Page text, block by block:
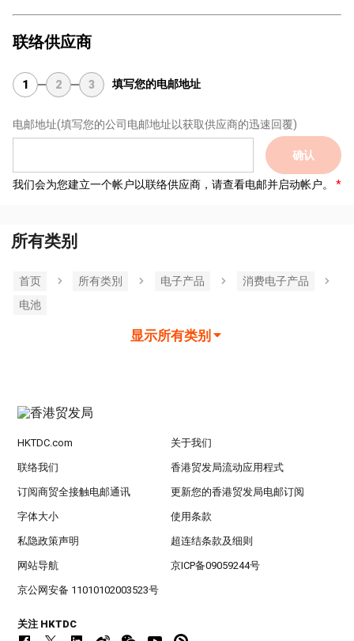
联络供应商
1 2 3 填写您的电邮地址
电邮地址(填写您的公司电邮地址以获取供应商的迅速回覆)
确认
我们会为您建立一个帐户以联络供应商，请查看电邮并启动帐户。
所有类别
首页 所有类別 电子产品
消费电子产品
电池
显示所有类别
HKTDC.com 关于我们
联络我们 香港贸发局流动应用程式
订阅商贸全接触电邮通讯 更新您的香港贸发局电邮订阅
字体大小 使用条款
私隐政策声明 超连结条款及细则
网站导航 京ICP备09059244号
京公网安备 11010102003523号
关注 HKTDC